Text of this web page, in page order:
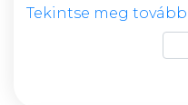
Tekintse meg